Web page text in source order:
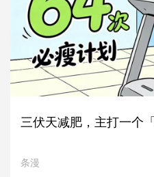
三伏天减肥，主打一个
条漫